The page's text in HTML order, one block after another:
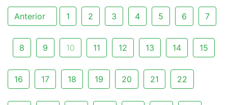
Anterior 1 2 3 4 5 6 7
8 9 10 11 12 13 14 15
16 17 18 19 20 21 22